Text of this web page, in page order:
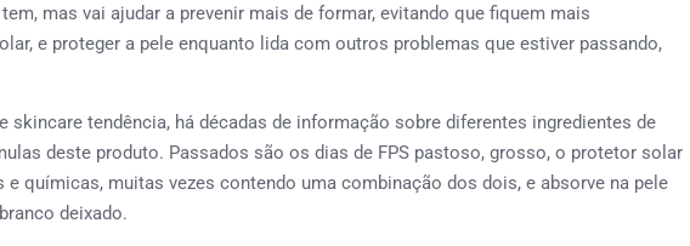
mas vai ajudar a prevenir mais de formar, evitando que fiquem mais
e proteger a pele enquanto lida com outros problemas que estiver passando,
skincare tendência, há décadas de informação sobre diferentes ingredientes de
deste produto. Passados são os dias de FPS pastoso, grosso, o protetor solar
químicas, muitas vezes contendo uma combinação dos dois, e absorve na pele
deixado.